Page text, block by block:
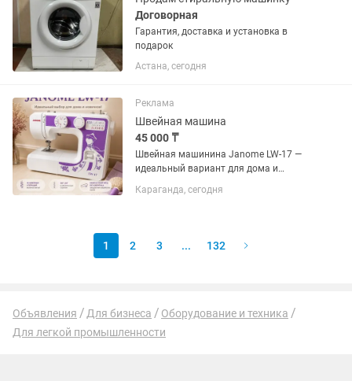
Договорная
Гарантия, доставка и установка в
подарок
Астана, сегодня
Реклама
Швейная машина
45 000 ₸
Швейная машинина Janome LW-17 —
идеальный вариант для дома и
электромеханическую швейную
понятная в...
Караганда, сегодня
1 2 3 ... 132
Объявления Для бизнеса
Оборудование и техника
Для легкой промышленности